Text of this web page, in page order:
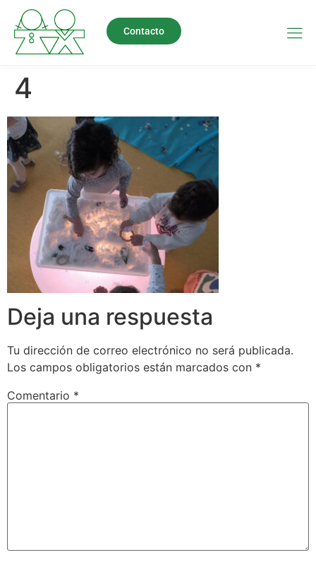
Contacto
4
Deja una respuesta
Tu dirección de correo electrónico no será publicada.
Los campos obligatorios están marcados con *
Comentario *